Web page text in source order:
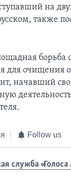
на
также
борьба
для очищения
начавший
Follow us
служба